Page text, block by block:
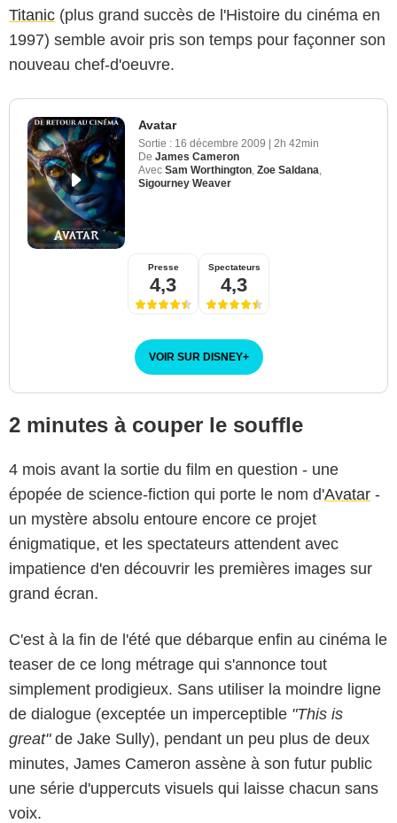
Titanic (plus grand succès de l'Histoire du cinéma en
1997) semble avoir pris son temps pour façonner son
nouveau chef-d'oeuvre.
Avatar
Sortie : 16 décembre 2009 | 2h 42min
De James Cameron
Avec Sam Worthington Zoe Saldana
Sigourney Weaver
Presse
4,3
Spectateurs
4,3
VOIR SUR DISNEY+
2 minutes à couper le souffle
4 mois avant la sortie du film en question - une
épopée de science-fiction qui porte le nom d'Avatar -
un mystère absolu entoure encore ce projet
énigmatique, et les spectateurs attendent avec
impatience d'en découvrir les premières images sur
grand écran.
C'est à la fin de l'été que débarque enfin au cinéma le
teaser de ce long métrage qui s'annonce tout
simplement prodigieux. Sans utiliser la moindre ligne
de dialogue (exceptée un imperceptible "This is
great"de Jake Sully), pendant un peu plus de deux
minutes, James Cameron assène à son futur public
une série d'uppercuts visuels qui laisse chacun sans
voix.